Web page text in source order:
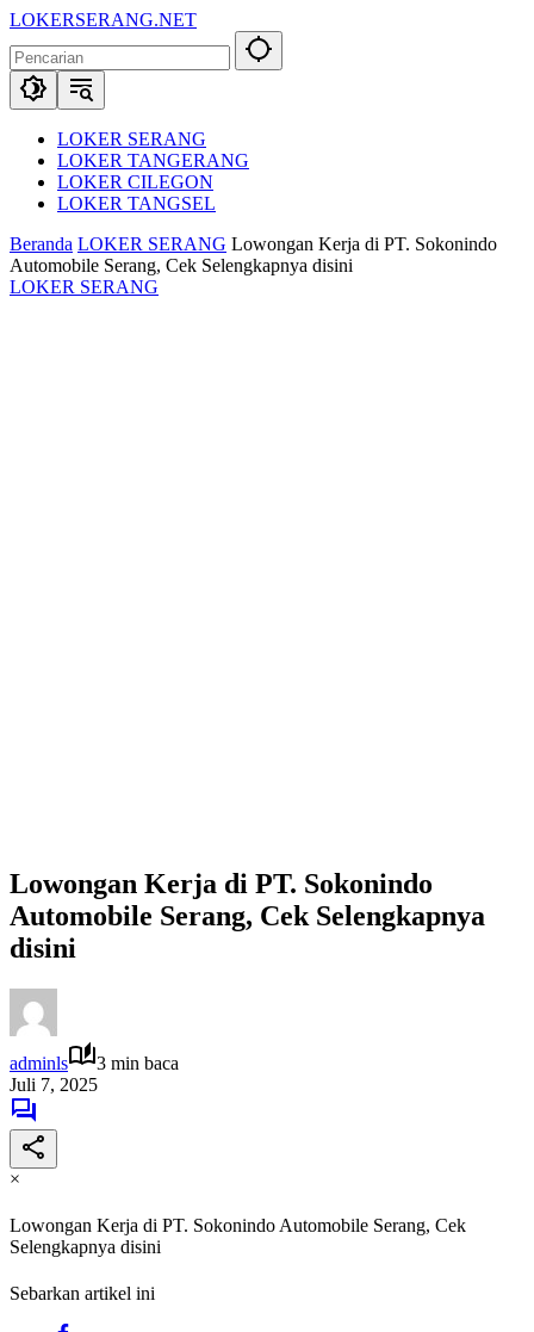
Langsung
konten
LOKERSERANG.NET
Lowongan
Kerja
Serang
SekitarnyaLOKER SERANG
LOKER TANGERANG
LOKER CILEGON
LOKER TANGSEL
Beranda LOKER SERANG Lowongan Kerja di PT. Sokonindo
Automobile Serang, Cek Selengkapnya disini
LOKER SERANG
Lowongan Kerja di PT. Sokonindo
Automobile Serang, Cek Selengkapnya
disini
adminls
3 min baca
Juli 7, 2025
×
Lowongan Kerja di PT. Sokonindo Automobile Serang, Cek
Selengkapnya disini
Sebarkan artikel ini